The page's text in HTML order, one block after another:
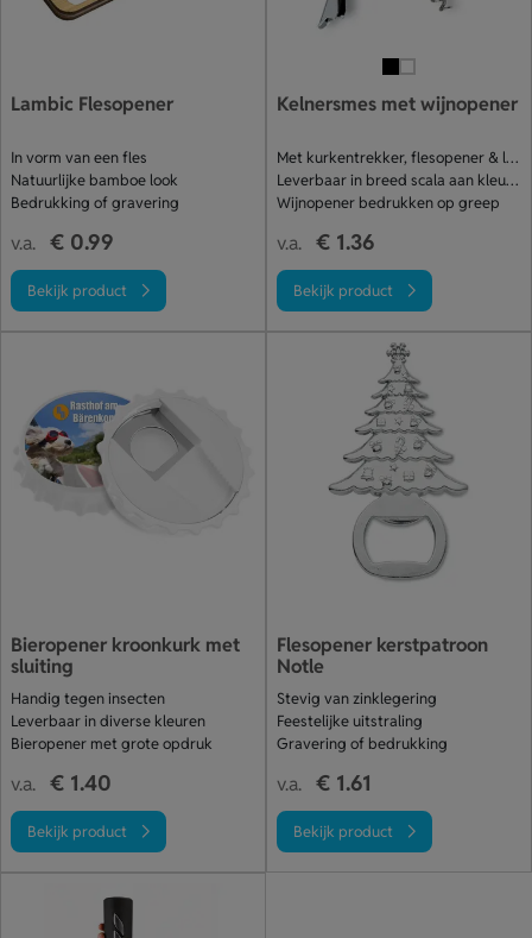
Lambic Flesopener
In vorm van een fles
Natuurlijke bamboe look
Bedrukking of gravering
v.a. € 0.99
Bekijk product
Kelnersmes met wijnopener
Met kurkentrekker, flesopener & loodsnijder
Leverbaar in breed scala aan kleuren
Wijnopener bedrukken op greep
v.a. € 1.36
Bekijk product
Bieropener kroonkurk met
sluiting
Handig tegen insecten
Leverbaar in diverse kleuren
Bieropener met grote opdruk
v.a. € 1.40
Bekijk product
Flesopener kerstpatroon
Notle
Stevig van zinklegering
Feestelijke uitstraling
Gravering of bedrukking
v.a. € 1.61
Bekijk product